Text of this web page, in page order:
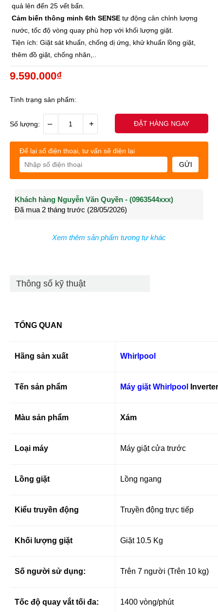
quả lên đến 25 vết bẩn.
Cảm biến thông minh 6th SENSE tự động cân chỉnh lượng
nước, tốc độ vòng quay phù hợp với khối lượng giặt.
Tiện ích: Giặt sát khuẩn, chống dị ứng, khử khuẩn lồng giặt,
thêm đồ giặt, chống nhăn,..
9.590.000₫
Tình trạng sản phẩm:
Số lượng: – + ĐẶT HÀNG NGAY
Để lại số điện thoại, tư vấn sẽ điện lại
GỬI
Khách hàng Nguyễn Văn Quyền - (0963544xxx)
Đã mua 2 tháng trước (28/05/2026)
Khách hàng Nguyễn Thành Long - (0902021xxx)
Đã mua 3 tháng trước (27/04/2026)
Xem thêm sản phẩm tương tự khác
Thông số kỹ thuật
TỔNG QUAN
Hãng sản xuất Whirlpool
Tến sản phẩm Máy giặt Whirlpool
Màu sản phẩm Xám
Loại máy Máy giặt cửa trước
Lồng giặt Lồng ngang
Kiểu truyền động Truyền động trực tiếp
Khối lượng giặt Giặt 10.5 Kg
Số người sử dụng: Trên 7 người (Trên 10 kg)
Tốc độ quay vắt tối đa: 1400 vòng/phút